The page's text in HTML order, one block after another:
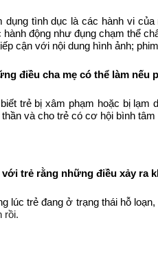
dụng tình dục là các hành vi
hành động như đụng chạm thể
cận với nội dung hình ảnh;
điều cha mẹ có thể làm nếu
trẻ bị xâm phạm hoặc bị lạm
và cho trẻ có cơ hội bình
với trẻ rằng những điều xảy ra
lúc trẻ đang ở trạng thái hỗ
rồi.